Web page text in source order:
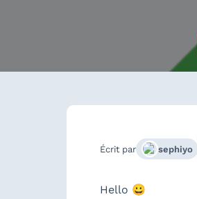
Écrit par sephiyo
Hello 😀